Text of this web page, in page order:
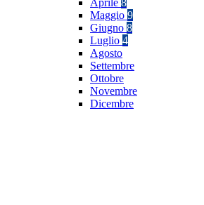
Aprile 8
Maggio 9
Giugno 8
Luglio 4
Agosto
Settembre
Ottobre
Novembre
Dicembre